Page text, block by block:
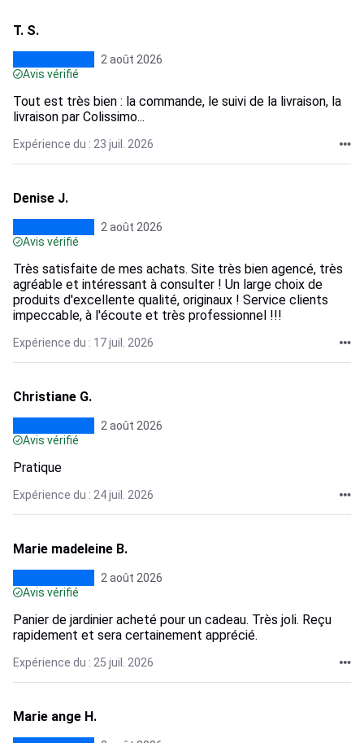
T. S.
2 août 2026
Avis vérifié
Tout est très bien : la commande, le suivi de la livraison, la
livraison par Colissimo...
Expérience du : 23 juil. 2026
Denise J.
2 août 2026
Avis vérifié
Très satisfaite de mes achats. Site très bien agencé, très
agréable et intéressant à consulter ! Un large choix de
produits d'excellente qualité, originaux ! Service clients
impeccable, à l'écoute et très professionnel !!!
Expérience du : 17 juil. 2026
Christiane G.
2 août 2026
Avis vérifié
Pratique
Expérience du : 24 juil. 2026
Marie madeleine B.
2 août 2026
Avis vérifié
Panier de jardinier acheté pour un cadeau. Très joli. Reçu
rapidement et sera certainement apprécié.
Expérience du : 25 juil. 2026
Marie ange H.